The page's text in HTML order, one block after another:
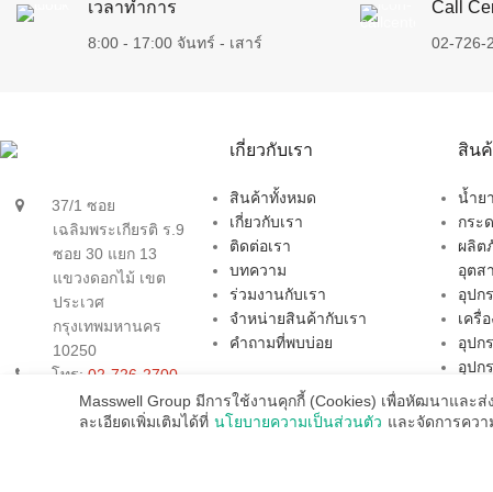
เวลาทำการ
8:00 - 17:00 จันทร์ - เสาร์
Call
02-726-
37/1 ซอย
เฉลิมพระเกียรติ ร.9
ซอย 30 แยก 13
แขวงดอกไม้ เขต
ประเวศ
กรุงเทพมหานคร
10250
โทร: 02-726-2700
อีเมล:
sales@masswellgroup.com
เกี่ยวกับเรา
สินค้าทั้งหมด
เกี่ยวกับเรา
ติดต่อเรา
บทความ
ร่วมงานกับเรา
จำหน่ายสินค้ากับเรา
คำถามที่พบบ่อย
สินค้
น้ำย
กระ
ผลิต
อุตส
อุปก
เครื่
อุปก
อุปก
สินค้
สินค้
Masswell Group มีการใช้งานคุกกี้ (Cookies) เพื่อหัฒนาแล
ละเอียดเพิ่มเติมได้ที่ นโยบายความเป็นส่วนตัว และจัดการคว